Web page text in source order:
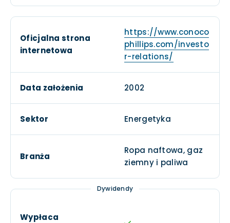
Oficjalna strona
internetowa
https://www.conoco
phillips.com/investo
r-relations/
Data założenia 2002
Sektor Energetyka
Branża
Ropa naftowa, gaz
ziemny i paliwa
Dywidendy
Wypłaca